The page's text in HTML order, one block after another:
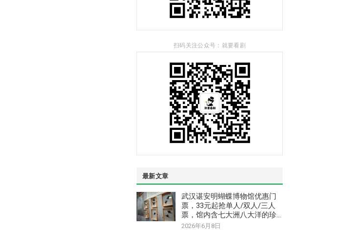
扫码关注公众号：就要看剧
最新文章
武汉谌安明蝴蝶博物馆优惠门
票，33元起抢单人/双人/三人
票，馆内含七大洲八大洋的珍
惜稀昆虫和蝴蝶标本
2026年6月8日